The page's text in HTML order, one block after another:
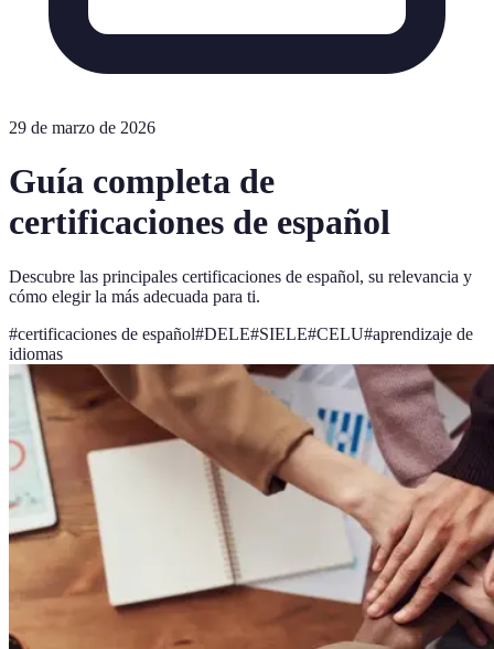
29 de marzo de 2026
Guía completa de
certificaciones de español
Descubre las principales certificaciones de español, su relevancia y
cómo elegir la más adecuada para ti.
#certificaciones de español#DELE#SIELE#CELU#aprendizaje de
idiomas